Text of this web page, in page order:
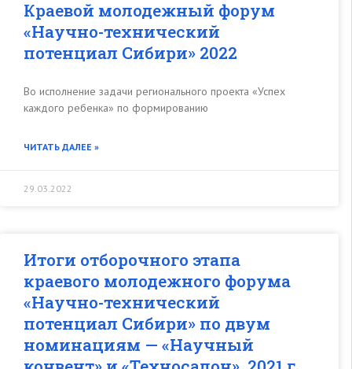
Краевой молодежный форум
«Научно-технический
потенциал Сибири» 2022
Во исполнение задачи регионального проекта «Успех
каждого ребенка» по формированию
ЧИТАТЬ ДАЛЕЕ »
29.03.2022
Итоги отборочного этапа
краевого молодежного форума
«Научно-технический
потенциал Сибири» по двум
номинациям — «Научный